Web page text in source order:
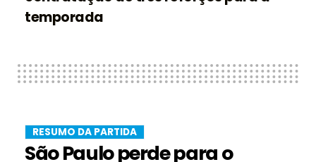
temporada
RESUMO DA PARTIDA
São Paulo perde para o